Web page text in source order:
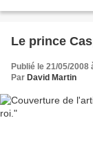
Le prince
Publié le 21/05/2008
Par David Martin